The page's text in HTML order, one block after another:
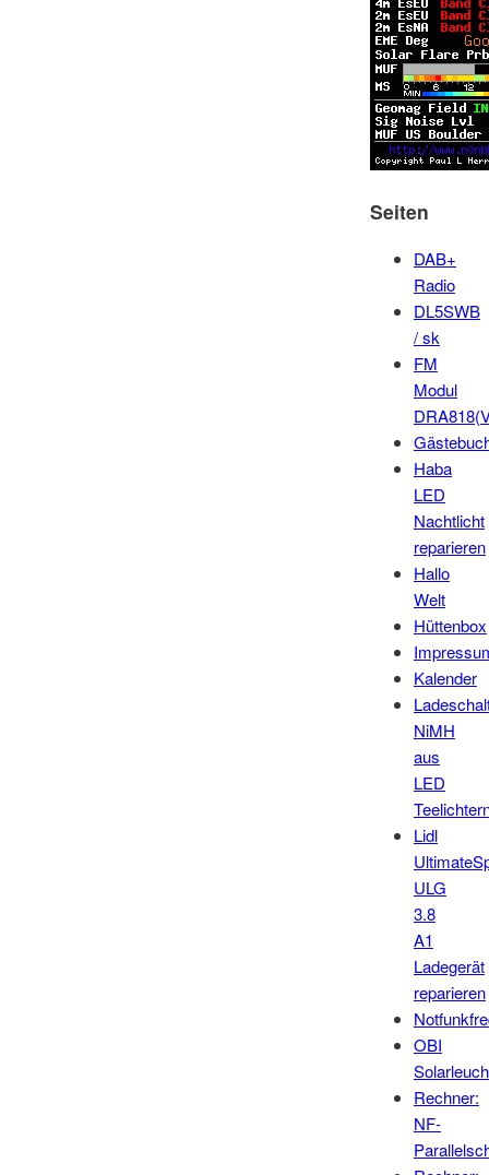
Seiten
DAB+
Radio
DL5SWB
/ sk
FM
Modul
Haba
LED
Nachtlicht
reparieren
Hallo
Welt
Hüttenbox
Kalender
NiMH
aus
LED
Lidl
ULG
3.8
A1
Ladegerät
reparieren
OBI
Rechner:
NF-